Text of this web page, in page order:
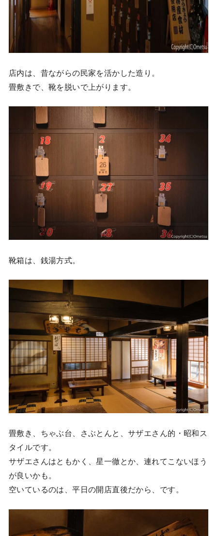
店内は、昔ながらの民家を活かした造り。
畳敷きで、靴を脱いで上がります。
靴箱は、銭湯方式。
畳敷き、ちゃぶ台、さぶとんと、サザエさん的・昭和ス
タイルです。
サザエさんはともかく、星一徹とか、連れてこないほう
が良いかも。
空いているのは、平日の開店直後だから、です。